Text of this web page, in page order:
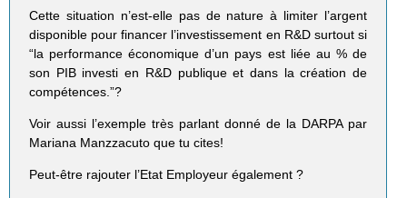
Cette situation n’est-elle pas de nature à limiter l’argent
disponible pour financer l’investissement en R&D surtout si
“la performance économique d’un pays est liée au % de
son PIB investi en R&D publique et dans la création de
compétences.”?
Voir aussi l’exemple très parlant donné de la DARPA par
Mariana Manzzacuto que tu cites!
Peut-être rajouter l’Etat Employeur également ?